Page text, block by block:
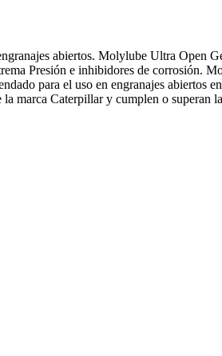
abiertos. Molylube Ultra Open
Presión e inhibidores de corrosión.
para el uso en engranajes abiertos
marca Caterpillar y cumplen o superan